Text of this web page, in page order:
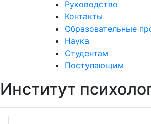
Руководство
Контакты
Образовательные
Наука
Студентам
Поступающим
Институт